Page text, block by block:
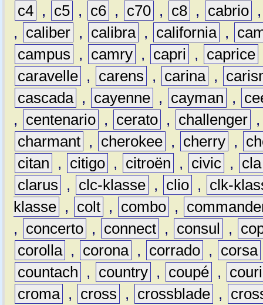
c4 , c5 , c6 , c70 , c8 , cabrio
,
caliber , calibra , california ,
campus
, camry , capri , caprice
caravelle , carens , carina ,
cascada , cayenne , cayman ,
,
centenario , cerato , challenger
charmant , cherokee , cherry ,
citan
, citigo , citroën , civic ,
cla
clarus
, clc-klasse , clio ,
clk-
klasse , colt , combo ,
,
concerto , connect , consul ,
corolla , corona , corrado , corsa
countach
, country , coupé ,
croma , cross , crossblade ,